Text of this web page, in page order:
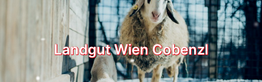
Landgut Wien Cobenzl